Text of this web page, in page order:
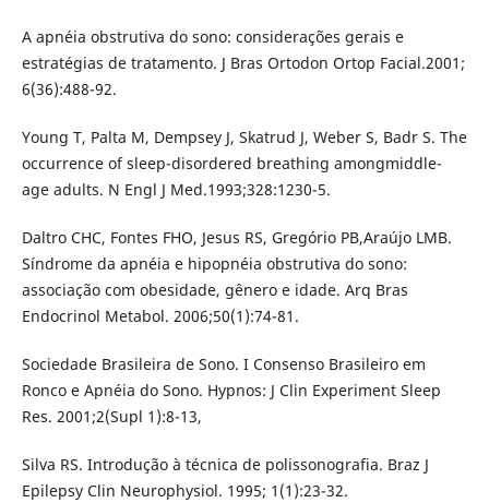
A apnéia obstrutiva do sono: considerações gerais e
estratégias de tratamento. J Bras Ortodon Ortop Facial.2001;
6(36):488-92.
Young T, Palta M, Dempsey J, Skatrud J, Weber S, Badr S. The
occurrence of sleep-disordered breathing amongmiddle-
age adults. N Engl J Med.1993;328:1230-5.
Daltro CHC, Fontes FHO, Jesus RS, Gregório PB,Araújo LMB.
Síndrome da apnéia e hipopnéia obstrutiva do sono:
associação com obesidade, gênero e idade. Arq Bras
Endocrinol Metabol. 2006;50(1):74-81.
Sociedade Brasileira de Sono. I Consenso Brasileiro em
Ronco e Apnéia do Sono. Hypnos: J Clin Experiment Sleep
Res. 2001;2(Supl 1):8-13,
Silva RS. Introdução à técnica de polissonografia. Braz J
Epilepsy Clin Neurophysiol. 1995; 1(1):23-32.